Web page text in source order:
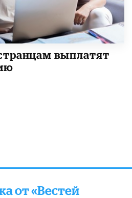
выплатят
от «Вестей